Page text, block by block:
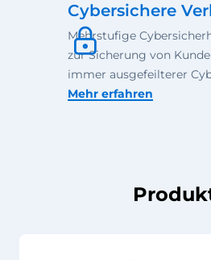
Cybersichere
Mehrstufige
zur Sicherung von
immer ausgefeilterer
Mehr erfahren